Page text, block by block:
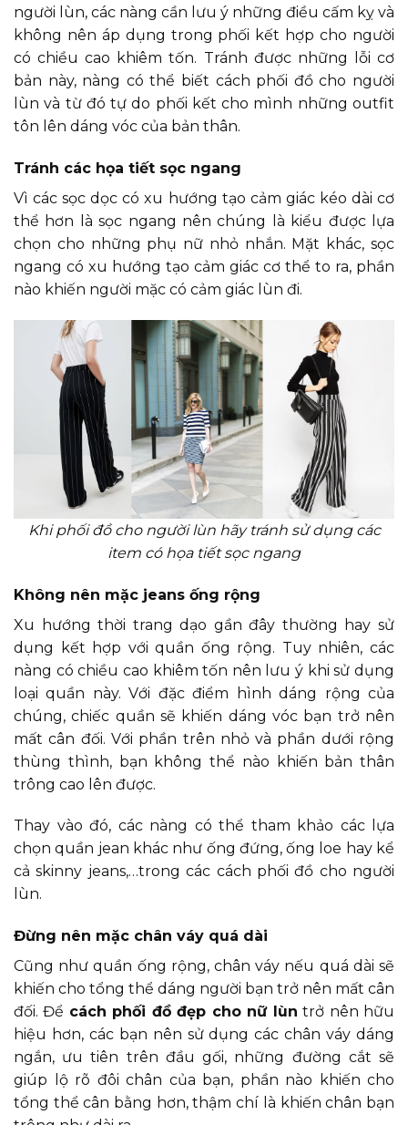
người lùn, các nàng cần lưu ý những điều cấm kỵ và
không nên áp dụng trong phối kết hợp cho người
có chiều cao khiêm tốn. Tránh được những lỗi cơ
bản này, nàng có thể biết cách phối đồ cho người
lùn và từ đó tự do phối kết cho mình những outfit
tôn lên dáng vóc của bản thân.
Tránh các họa tiết sọc ngang
Vì các sọc dọc có xu hướng tạo cảm giác kéo dài cơ
thể hơn là sọc ngang nên chúng là kiểu được lựa
chọn cho những phụ nữ nhỏ nhắn. Mặt khác, sọc
ngang có xu hướng tạo cảm giác cơ thể to ra, phần
nào khiến người mặc có cảm giác lùn đi.
Khi phối đồ cho người lùn hãy tránh sử dụng các
item có họa tiết sọc ngang
Không nên mặc jeans ống rộng
Xu hướng thời trang dạo gần đây thường hay sử
dụng kết hợp với quần ống rộng. Tuy nhiên, các
nàng có chiều cao khiêm tốn nên lưu ý khi sử dụng
loại quần này. Với đặc điểm hình dáng rộng của
chúng, chiếc quần sẽ khiến dáng vóc bạn trở nên
mất cân đối. Với phần trên nhỏ và phần dưới rộng
thùng thình, bạn không thể nào khiến bản thân
trông cao lên được.
Thay vào đó, các nàng có thể tham khảo các lựa
chọn quần jean khác như ống đứng, ống loe hay kể
cả skinny jeans,…trong các cách phối đồ cho người
lùn.
Đừng nên mặc chân váy quá dài
Cũng như quần ống rộng, chân váy nếu quá dài sẽ
khiến cho tổng thể dáng người bạn trở nên mất cân
đối. Để cách phối đồ đẹp cho nữ lùn trở nên hữu
hiệu hơn, các bạn nên sử dụng các chân váy dáng
ngắn, ưu tiên trên đầu gối, những đường cắt sẽ
giúp lộ rõ đôi chân của bạn, phần nào khiến cho
tổng thể cân bằng hơn, thậm chí là khiến chân bạn